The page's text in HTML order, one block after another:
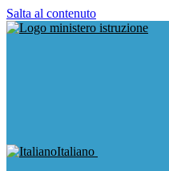
Salta al contenuto
Italiano